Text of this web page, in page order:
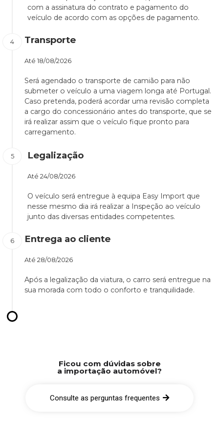
com a assinatura do contrato e pagamento do
veículo de acordo com as opções de pagamento.
Transporte
Até 18/08/2026
Será agendado o transporte de camião para não
submeter o veículo a uma viagem longa até Portugal.
Caso pretenda, poderá acordar uma revisão completa
a cargo do concessionário antes do transporte, que se
irá realizar assim que o veículo fique pronto para
carregamento.
Legalização
Até 24/08/2026
O veículo será entregue à equipa Easy Import que
nesse mesmo dia irá realizar a Inspeção ao veículo
junto das diversas entidades competentes.
Entrega ao cliente
Até 28/08/2026
Após a legalização da viatura, o carro será entregue na
sua morada com todo o conforto e tranquilidade.
Ficou com dúvidas sobre
a importação automóvel?
Consulte as perguntas frequentes